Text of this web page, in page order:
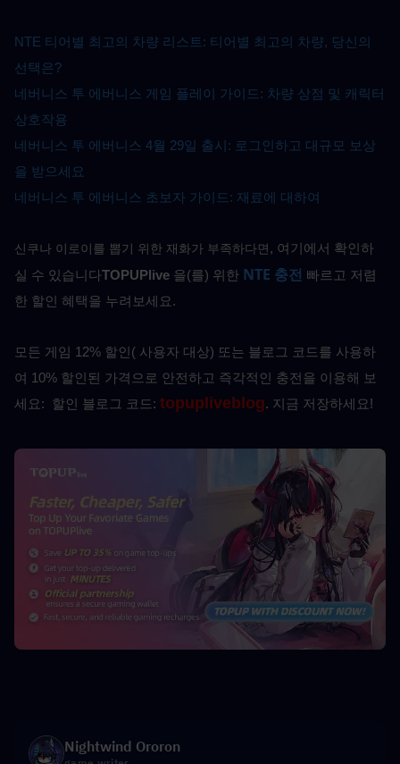
NTE 티어별 최고의 차량 리스트: 티어별 최고의 차량, 당신의
선택은?
네버니스 투 에버니스 게임 플레이 가이드: 차량 상점 및 캐릭터
상호작용
네버니스 투 에버니스 4월 29일 출시: 로그인하고 대규모 보상
을 받으세요
네버니스 투 에버니스 초보자 가이드: 재료에 대하여
신쿠나 이로이를 뽑기 위한 재화가 부족하다면 , 여기에서 확인하
실 수 있습니다TOPUPlive 을(를) 위한 NTE 충전 빠르고 저렴
한 할인 혜택을 누려보세요.
모든 게임 12% 할인( 사용자 대상) 또는 블로그 코드를 사용하
여 10% 할인된 가격으로 안전하고 즉각적인 충전을 이용해 보
세요: 할인 블로그 코드: topupliveblog. 지금 저장하세요!
Nightwind Ororon